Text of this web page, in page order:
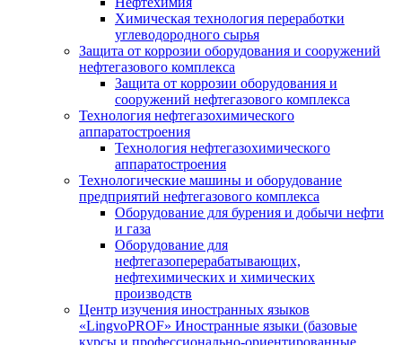
Химическая технология переработки
углеводородного сырья
Защита от коррозии оборудования и сооружений
нефтегазового комплекса
Защита от коррозии оборудования и
сооружений нефтегазового комплекса
Технология нефтегазохимического
аппаратостроения
Технология нефтегазохимического
аппаратостроения
Технологические машины и оборудование
предприятий нефтегазового комплекса
Оборудование для бурения и добычи нефти
и газа
Оборудование для
нефтегазоперерабатывающих,
нефтехимических и химических
производств
Центр изучения иностранных языков
«LingvoPROF» Иностранные языки (базовые
курсы и профессионально-ориентированные